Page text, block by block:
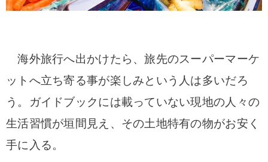
海外旅行へ出かけたら、旅先のスーパーマーケ
ットへ立ち寄る事が楽しみという人は多いだろ
う。ガイドブックには載っていない現地の人々の
生活習慣が垣間見え、その土地特有の物がお安く
手に入る。